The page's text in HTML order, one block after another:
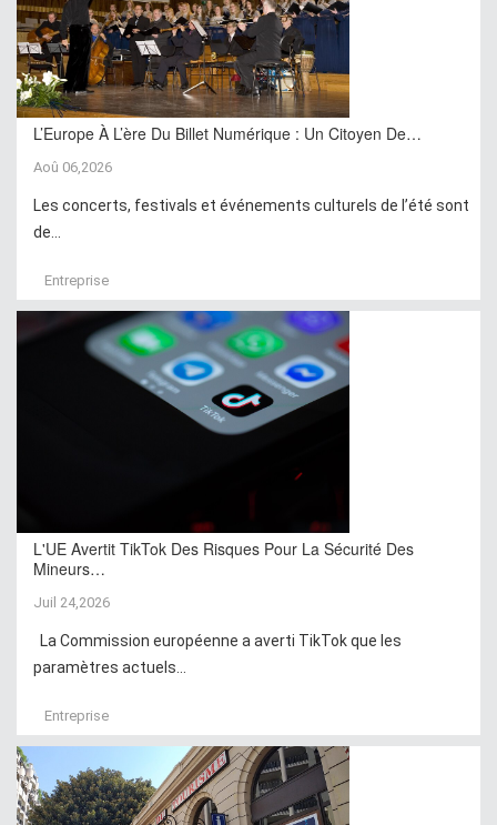
L’Europe À L’ère Du Billet Numérique : Un Citoyen De…
Aoû 06,2026
Les concerts, festivals et événements culturels de l’été sont
de...
Entreprise
L'UE Avertit TikTok Des Risques Pour La Sécurité Des
Mineurs…
Juil 24,2026
La Commission européenne a averti TikTok que les
paramètres actuels...
Entreprise